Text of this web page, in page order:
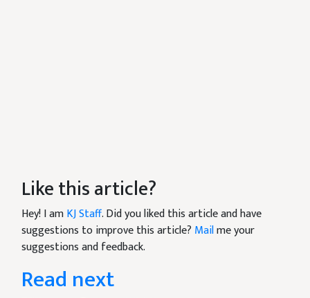
Like this article?
Hey! I amKJ Staff. Did you liked this article and have
suggestions to improve this article? Mailme your
suggestions and feedback.
Read next